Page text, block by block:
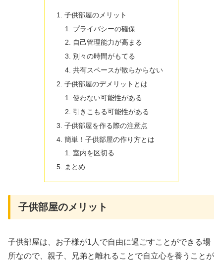
子供部屋のメリット
プライバシーの確保
自己管理能力が高まる
別々の時間がもてる
共有スペースが散らからない
子供部屋のデメリットとは
使わない可能性がある
引きこもる可能性がある
子供部屋を作る際の注意点
簡単！子供部屋の作り方とは
室内を区切る
まとめ
子供部屋のメリット
子供部屋は、お子様が1人で自由に過ごすことができる場
所なので、親子、兄弟と離れることで自立心を養うことが